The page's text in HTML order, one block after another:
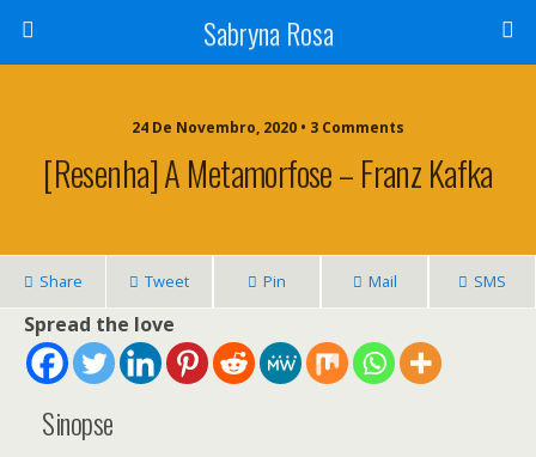
Sabryna Rosa
24 De Novembro, 2020 • 3 Comments
[Resenha] A Metamorfose – Franz Kafka
Share Tweet Pin Mail SMS
Spread the love
Sinopse